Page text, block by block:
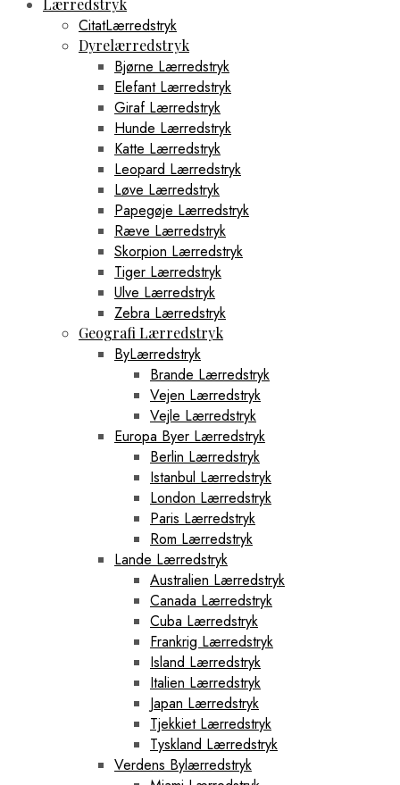
Lærredstryk
CitatLærredstryk
Dyrelærredstryk
Bjørne Lærredstryk
Elefant Lærredstryk
Giraf Lærredstryk
Hunde Lærredstryk
Katte Lærredstryk
Leopard Lærredstryk
Løve Lærredstryk
Papegøje Lærredstryk
Ræve Lærredstryk
Skorpion Lærredstryk
Tiger Lærredstryk
Ulve Lærredstryk
Zebra Lærredstryk
Geografi Lærredstryk
ByLærredstryk
Brande Lærredstryk
Vejen Lærredstryk
Vejle Lærredstryk
Europa Byer Lærredstryk
Berlin Lærredstryk
Istanbul Lærredstryk
London Lærredstryk
Paris Lærredstryk
Rom Lærredstryk
Lande Lærredstryk
Australien Lærredstryk
Canada Lærredstryk
Cuba Lærredstryk
Frankrig Lærredstryk
Island Lærredstryk
Italien Lærredstryk
Japan Lærredstryk
Tjekkiet Lærredstryk
Tyskland Lærredstryk
Verdens Bylærredstryk